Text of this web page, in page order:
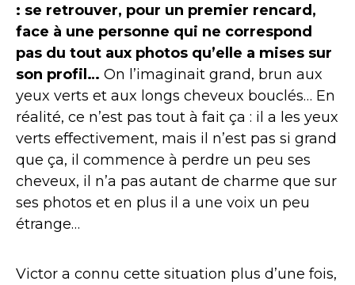
: se retrouver, pour un premier rencard,
face à une personne qui ne correspond
pas du tout aux photos qu’elle a mises sur
son profil… On l’imaginait grand, brun aux
yeux verts et aux longs cheveux bouclés… En
réalité, ce n’est pas tout à fait ça : il a les yeux
verts effectivement, mais il n’est pas si grand
que ça, il commence à perdre un peu ses
cheveux, il n’a pas autant de charme que sur
ses photos et en plus il a une voix un peu
étrange…
Victor a connu cette situation plus d’une fois,